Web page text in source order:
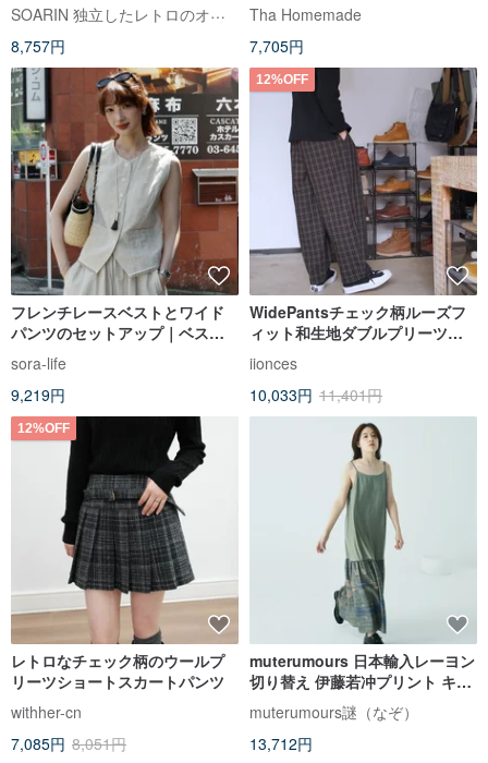
SOARIN 独立したレトロのオリジナルメンズウェア
8,757円
Tha Homemade
7,705円
フレンチレースベストとワイド
パンツのセットアップ｜ベスト
｜パンツ｜2 色｜夏物｜Sora-
2109
sora-life
9,219円
12%OFF
WidePantsチェック柄ルーズフ
ィット和生地ダブルプリーツ春
夏ルーズドローストリングカジ
ュアルチェックパンツ
iionces
10,033円 11,401円
12%OFF
レトロなチェック柄のウールプ
リーツショートスカートパンツ
withher-cn
7,085円 8,051円
muterumours 日本輸入レーヨン
切り替え 伊藤若冲プリント キャ
ミソールワンピース 調節可能 グ
リーン
muterumours謎（なぞ）
13,712円